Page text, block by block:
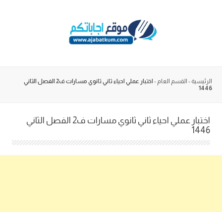
الرئيسية - القسم العام -
اختبار عملي احياء ثاني ثانوي مسارات ف2 الفصل الثاني
1446
اختبار عملي احياء ثاني ثانوي مسارات ف2 الفصل الثاني
1446